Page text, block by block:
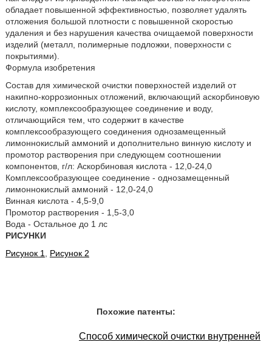
обладает повышенной эффективностью, позволяет удалять
отложения большой плотности с повышенной скоростью
удаления и без нарушения качества очищаемой поверхности
изделий (металл, полимерные подложки, поверхности с
покрытиями).
Формула изобретения
Состав для химической очистки поверхностей изделий от
накипно-коррозионных отложений, включающий аскорбиновую
кислоту, комплексообразующее соединение и воду,
отличающийся тем, что содержит в качестве
комплексообразующего соединения однозамещенный
лимоннокислый аммоний и дополнительно винную кислоту и
промотор растворения при следующем соотношении
компонентов, г/л: Аскорбиновая кислота - 12,0-24,0
Комплексообразующее соединение - однозамещенный
лимоннокислый аммоний - 12,0-24,0
Винная кислота - 4,5-9,0
Промотор растворения - 1,5-3,0
Вода - Остальное до 1 лс
РИСУНКИ
Рисунок 1
Рисунок 2
Похожие патенты:
Способ химической очистки внутренней